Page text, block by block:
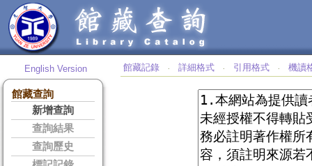
English Version
館藏查詢
新增查詢
查詢結果
查詢歷史
館藏記錄 ‧ 詳細格式 ‧ 引用格式 ‧ 機讀